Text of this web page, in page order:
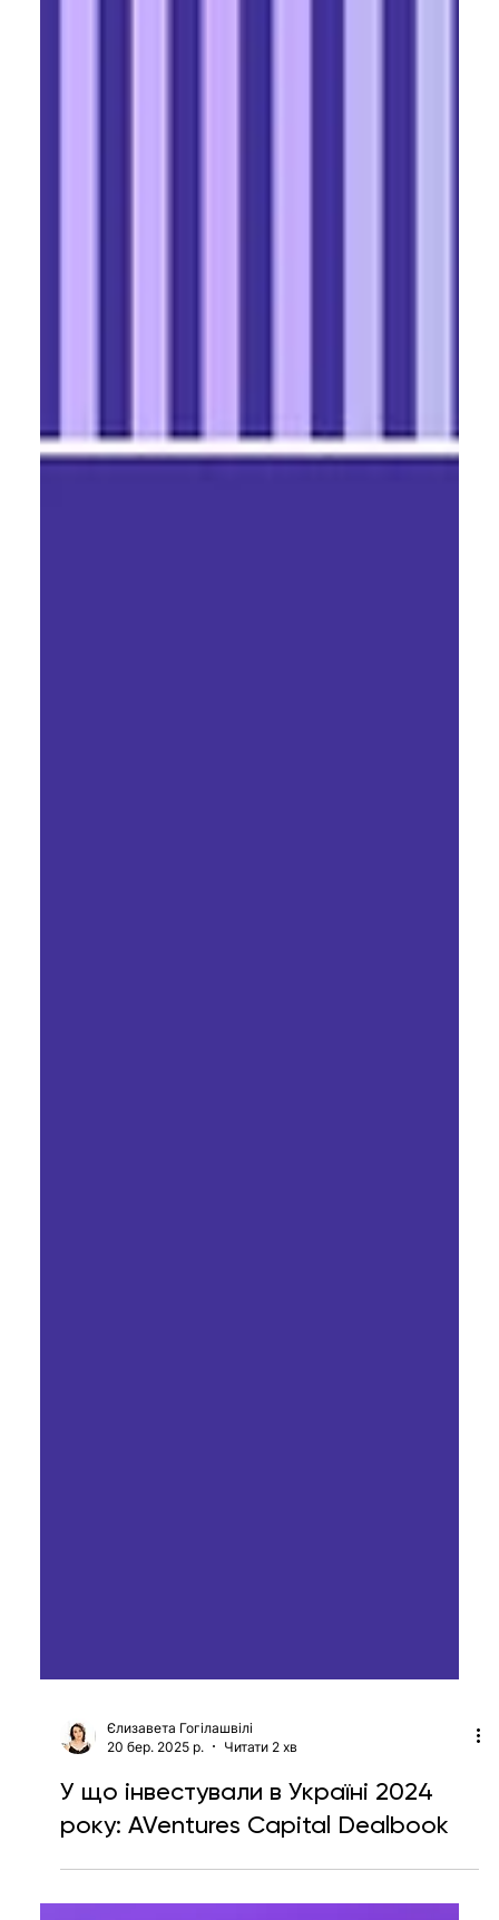
20 бер. 2025 р.
Читати 2 хв
У що інвестували в Україні 2024
року: AVentures Capital Dealbook